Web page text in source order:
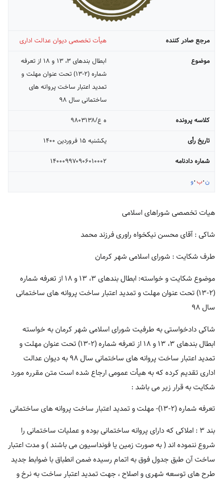
مرجع صادر کننده
هیأت تخصصی دیوان عدالت اداری
موضوع
ابطال بندهای ۳، ۱۳ و ۱۸ از تعرفه
شماره (۲-۱۳) تحت عنوان مهلت و
تمدید اعتبار ساخت پروانه های
ساختمانی سال ۹۸
کلاسه پرونده
ه ع/۹۸۰۳۱۳۸
تاریخ رأی
يکشنبه ۱۵ فروردين ۱۴۰۰
شماره دادنامه
۱۴۰۰۰۹۹۷۰۹۰۶۰۱۰۰۰۲
ن ب و
هیات تخصصی شوراهای اسلامی
شاکی : آقای محسن نیکخواه راوری فرزند محمد
طرف شکایت : شورای اسلامی شهر کرمان
موضوع شکایت و خواسته: ابطال بندهای ۳، ۱۳ و ۱۸ از تعرفه شماره
(۲-۱۳) تحت عنوان مهلت و تمدید اعتبار ساخت پروانه های ساختمانی
سال ۹۸
شاکی دادخواستی به طرفیت شورای اسلامی شهر کرمان به خواسته
ابطال بندهای ۳، ۱۳ و ۱۸ از تعرفه شماره (۲-۱۳) تحت عنوان مهلت و
تمدید اعتبار ساخت پروانه های ساختمانی سال ۹۸ به دیوان عدالت
اداری تقدیم کرده که به هیأت عمومی ارجاع شده است متن مقرره مورد
شکایت به قرار زیر می باشد :
تعرفه شماره (۲-۱۳)- مهلت و تمدید اعتبار ساخت پروانه های ساختمانی
بند ۳ : املاکی که دارای پروانه ساختمانی بوده و عملیات ساختمانی را
شروع ننموده اند ( به صورت زمین یا فونداسیون می باشند ) و مدت اعتبار
ساخت آن طبق جدول فوق به اتمام رسیده ضمن انطباق با ضوابط جدید
طرح های توسعه شهری و اصلاح ، جهت تمدید اعتبار ساخت به نرخ و